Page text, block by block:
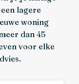
lagere
woning
dan 45
voor elke